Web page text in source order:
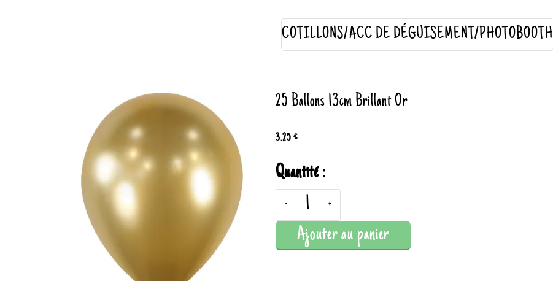
COTILLONS/ACC DE DÉGUISEMENT/PHOTOBOOTH
25 Ballons 13cm Brillant Or
3.25 €
Quantité :
- +
Ajouter au panier